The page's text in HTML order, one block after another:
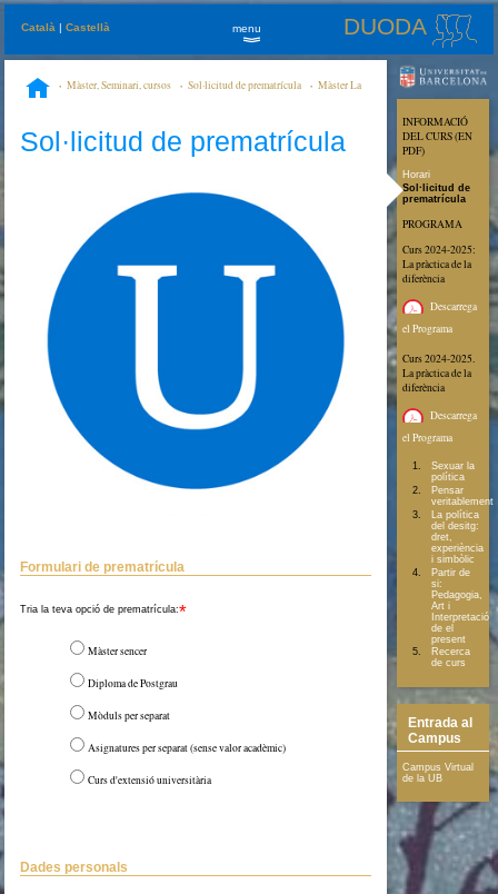
Català |Castellà DUODA
menu
»
Màster, Seminari, cursos Sol·licitud de prematrícula
Màster La
Sol·licitud de prematrícula
Formulari de prematrícula
Tria la teva opció de prematrícula:*
Màster sencer
Diploma de Postgrau
Mòduls per separat
Asignatures per separat (sense valor acadèmic)
Curs d'extensió universitària
Dades personals
INFORMACIÓ
DEL CURS (EN
PDF)
Horari
Sol·licitud de
prematrícula
PROGRAMA
Curs 2024-2025:
La pràctica de la
diferència
Descarrega
el Programa
Curs 2024-2025.
La pràctica de la
diferència
Descarrega
el Programa
Sexuar la
política
Pensar
veritablement
La política
del desitg:
dret,
experiència
i simbòlic
Partir de
si:
Pedagogia,
Art i
Interpretació
de el
present
Recerca
de curs
Entrada al
Campus
Campus Virtual
de la UB